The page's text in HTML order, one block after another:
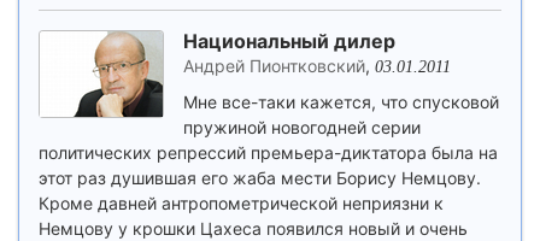
Национальный дилер
Андрей Пионтковский, 03.01.2011
Мне все-таки кажется, что спусковой
пружиной новогодней серии
политических репрессий премьера-диктатора была на
этот раз душившая его жаба мести Борису Немцову.
Кроме давней антропометрической неприязни к
Немцову у крошки Цахеса появился новый и очень